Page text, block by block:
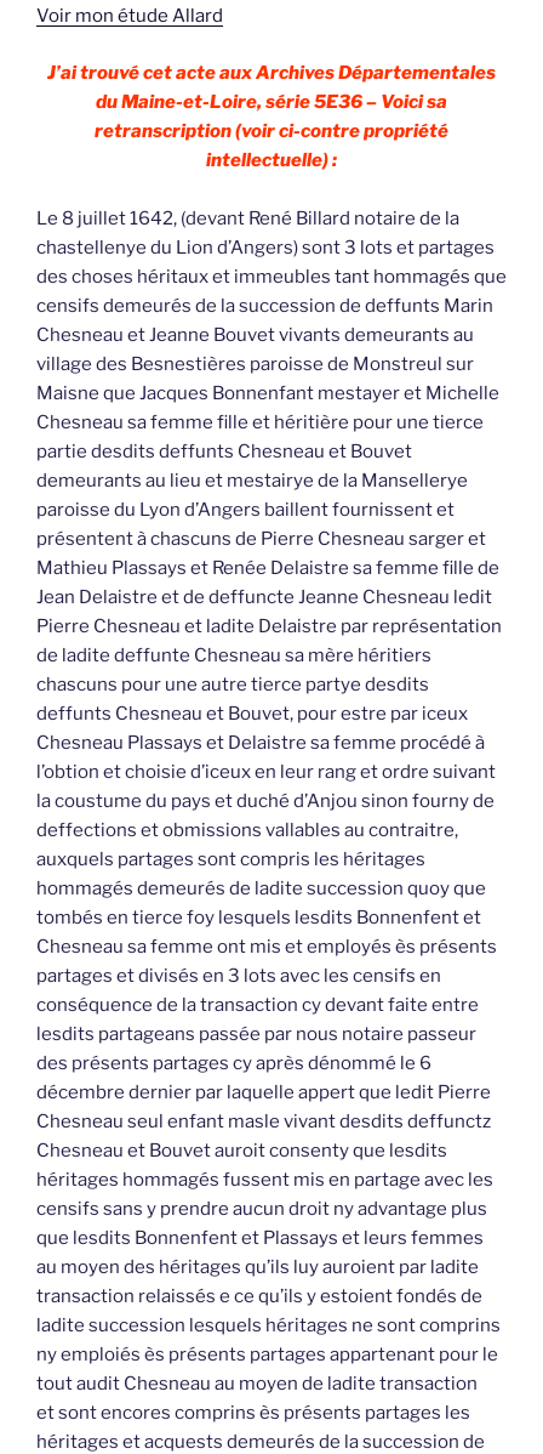
Voir mon étude Allard
J’ai trouvé cet acte aux Archives Départementales
du Maine-et-Loire, série 5E36 – Voici sa
retranscription (voir ci-contre propriété
intellectuelle) :
Le 8 juillet 1642, (devant René Billard notaire de la
chastellenye du Lion d’Angers) sont 3 lots et partages
des choses héritaux et immeubles tant hommagés que
censifs demeurés de la succession de deffunts Marin
Chesneau et Jeanne Bouvet vivants demeurants au
village des Besnestières paroisse de Monstreul sur
Maisne que Jacques Bonnenfant mestayer et Michelle
Chesneau sa femme fille et héritière pour une tierce
partie desdits deffunts Chesneau et Bouvet
demeurants au lieu et mestairye de la Mansellerye
paroisse du Lyon d’Angers baillent fournissent et
présentent à chascuns de Pierre Chesneau sarger et
Mathieu Plassays et Renée Delaistre sa femme fille de
Jean Delaistre et de deffuncte Jeanne Chesneau ledit
Pierre Chesneau et ladite Delaistre par représentation
de ladite deffunte Chesneau sa mère héritiers
chascuns pour une autre tierce partye desdits
deffunts Chesneau et Bouvet, pour estre par iceux
Chesneau Plassays et Delaistre sa femme procédé à
l’obtion et choisie d’iceux en leur rang et ordre suivant
la coustume du pays et duché d’Anjou sinon fourny de
deffections et obmissions vallables au contraitre,
auxquels partages sont compris les héritages
hommagés demeurés de ladite succession quoy que
tombés en tierce foy lesquels lesdits Bonnenfent et
Chesneau sa femme ont mis et employés ès présents
partages et divisés en 3 lots avec les censifs en
conséquence de la transaction cy devant faite entre
lesdits partageans passée par nous notaire passeur
des présents partages cy après dénommé le 6
décembre dernier par laquelle appert que ledit Pierre
Chesneau seul enfant masle vivant desdits deffunctz
Chesneau et Bouvet auroit consenty que lesdits
héritages hommagés fussent mis en partage avec les
censifs sans y prendre aucun droit ny advantage plus
que lesdits Bonnenfent et Plassays et leurs femmes
au moyen des héritages qu’ils luy auroient par ladite
transaction relaissés e ce qu’ils y estoient fondés de
ladite succession lesquels héritages ne sont comprins
ny emploiés ès présents partages appartenant pour le
tout audit Chesneau au moyen de ladite transaction
et sont encores comprins ès présents partages les
héritages et acquests demeurés de la succession de